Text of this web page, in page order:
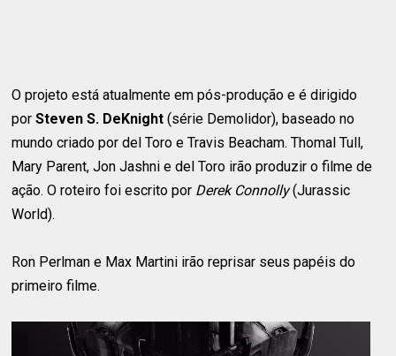
O projeto está atualmente em pós-produção e é dirigido
porSteven S. DeKnight (série Demolidor), baseado no
mundo criado por del Toro e Travis Beacham. Thomal Tull,
Mary Parent, Jon Jashni e del Toro irão produzir o filme de
ação. O roteiro foi escrito por Derek Connolly(Jurassic
World).
Ron Perlman e Max Martini irão reprisar seus papéis do
primeiro filme.